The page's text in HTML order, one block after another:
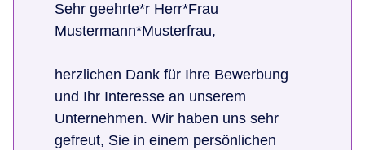
Sehr geehrte*r Herr*Frau
Mustermann*Musterfrau,
herzlichen Dank für Ihre Bewerbung
und Ihr Interesse an unserem
Unternehmen. Wir haben uns sehr
gefreut, Sie in einem persönlichen